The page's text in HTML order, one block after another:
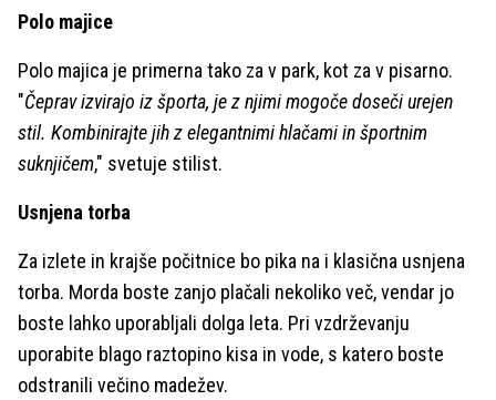
Polo majice
Polo majica je primerna tako za v park, kot za v pisarno.
"Čeprav izvirajo iz športa, je z njimi mogoče doseči urejen
stil. Kombinirajte jih z elegantnimi hlačami in športnim
suknjičem," svetuje stilist.
Usnjena torba
Za izlete in krajše počitnice bo pika na i klasična usnjena
torba. Morda boste zanjo plačali nekoliko več, vendar jo
boste lahko uporabljali dolga leta. Pri vzdrževanju
uporabite blago raztopino kisa in vode, s katero boste
odstranili večino madežev.